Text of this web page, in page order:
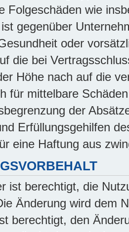
Folgeschäden wie
gegenüber
oder
die bei
Höhe nach auf die
für mittelbare
der
Erfüllungsgehilfen
eine Haftung aus
ist berechtigt, die
Änderung wird dem
berechtigt, den